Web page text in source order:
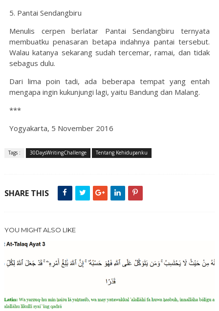
5. Pantai Sendangbiru
Menulis cerpen berlatar Pantai Sendangbiru ternyata
membuatku penasaran betapa indahnya pantai tersebut.
Walau katanya sekarang sudah tercemar, ramai, dan tidak
sebagus dulu.
Dari lima poin tadi, ada beberapa tempat yang entah
mengapa ingin kukunjungi lagi, yaitu Bandung dan Malang.
***
Yogyakarta, 5 November 2016
Tags : 30DaysWritingChallenge Tentang Kehidupanku
SHARE THIS
YOU MIGHT ALSO LIKE